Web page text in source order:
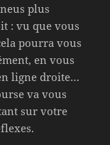
plus
: vu que vous
pourra vous
en vous
ligne droite…
va vous
sur votre